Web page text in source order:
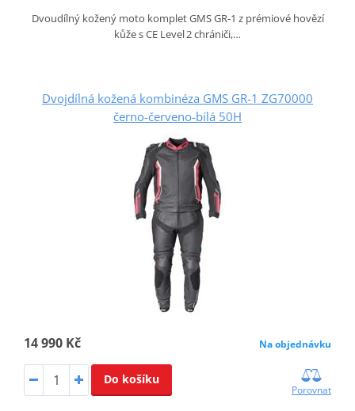
Dvoudílný kožený moto komplet GMS GR‑1 z prémiové hovězí
kůže s CE Level 2 chrániči,…
Dvojdílná kožená kombinéza GMS GR-1 ZG70000
černo-červeno-bílá 50H
14 990 Kč Na objednávku
Do košíku
Porovnat